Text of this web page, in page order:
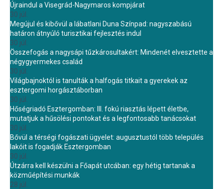
Újraindul a Visegrád-Nagymaros kompjárat
30 júl.
Megújul és kibővül a lábatlani Duna Színpad: nagyszabású
határon átnyúló turisztikai fejlesztés indul
30 júl.
Összefogás a nagysápi tűzkárosultakért: Mindenét elvesztette a
négygyermekes család
30 júl.
Világbajnoktól is tanulták a halfogás titkait a gyerekek az
esztergomi horgásztáborban
30 júl.
Hőségriadó Esztergomban: III. fokú riasztás lépett életbe,
mutatjuk a hűsölési pontokat és a legfontosabb tanácsokat
30 júl.
Bővül a térségi fogászati ügyelet: augusztustól több település
lakóit is fogadják Esztergomban
30 júl.
Útzárra kell készülni a Főapát utcában: egy hétig tartanak a
közműépítési munkák
28 júl.